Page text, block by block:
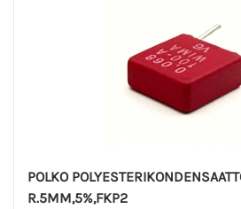
POLKO
R.5MM,5%,FKP2